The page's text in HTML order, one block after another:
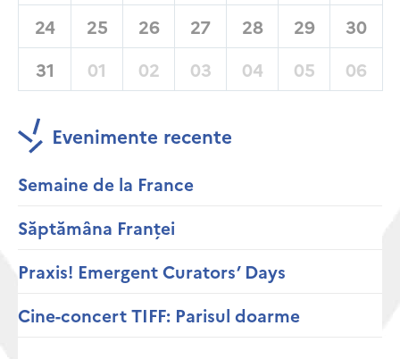
24
25 26 27 28 29
30
31
01 02 03 04 05 06
Evenimente recente
Semaine de la France
Săptămâna Franței
Praxis! Emergent Curators’ Days
Cine-concert TIFF: Parisul doarme